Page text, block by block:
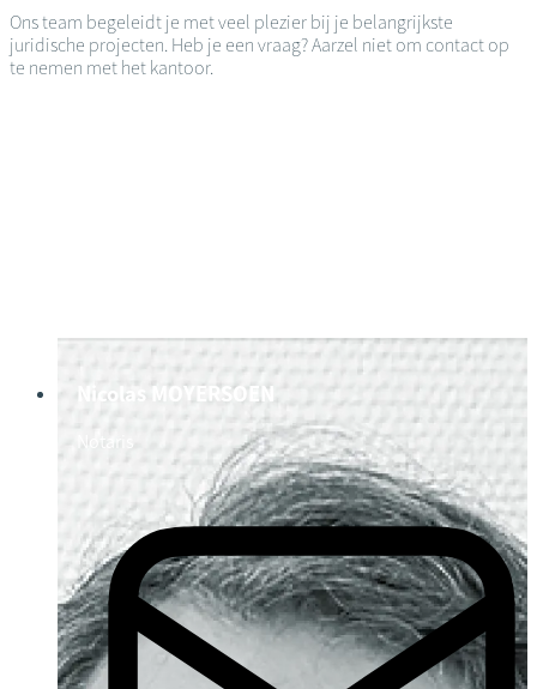
Ons team begeleidt je met veel plezier bij je belangrijkste
juridische projecten. Heb je een vraag? Aarzel niet om contact op
te nemen met het kantoor.
Nicolas MOYERSOEN
Notaris